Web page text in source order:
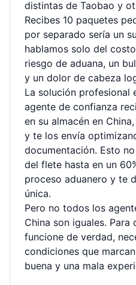
distintas de Taobao y
Recibes 10 paquetes
por separado sería un
hablamos solo del
riesgo de aduana, un
y un dolor de cabeza
La solución profesional
agente de confianza
en su almacén en
y te los envía
documentación. Esto
del flete hasta en un
proceso aduanero y te
única.
Pero no todos los
China son iguales.
funcione de verdad,
condiciones que
buena y una mala